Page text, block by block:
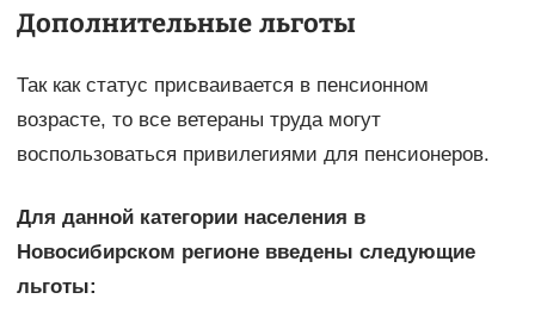
Дополнительные льготы
Так как статус присваивается в пенсионном
возрасте, то все ветераны труда могут
воспользоваться привилегиями для пенсионеров.
Для данной категории населения в
Новосибирском регионе введены следующие
льготы: